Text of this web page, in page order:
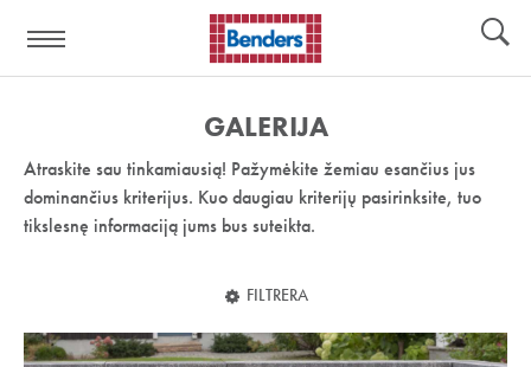
nuoroda:
GALERIJA
Atraskite sau tinkamiausią! Pažymėkite žemiau esančius jus
dominančius kriterijus. Kuo daugiau kriterijų pasirinksite, tuo
tikslesnę informaciją jums bus suteikta.
FILTRERA